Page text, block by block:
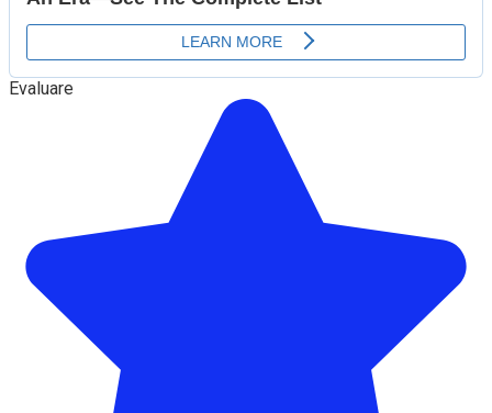
Evaluare